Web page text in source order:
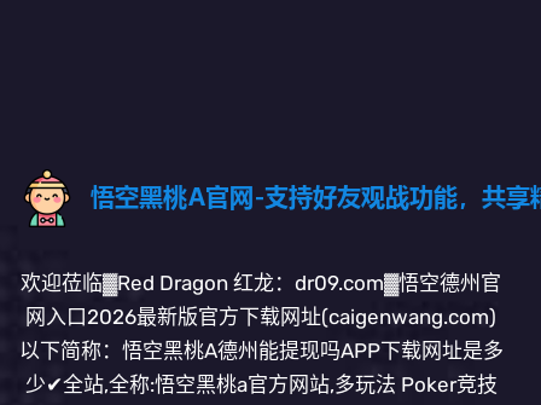
欢迎莅临▓Red Dragon 红龙：dr09.com▓悟空德州官
网入口2026最新版官方下载网址(caigenwang.com)
以下简称：悟空黑桃A德州能提现吗APP下载网址是多
少✔全站,全称:悟空黑桃a官方网站,多玩法 Poker竞技